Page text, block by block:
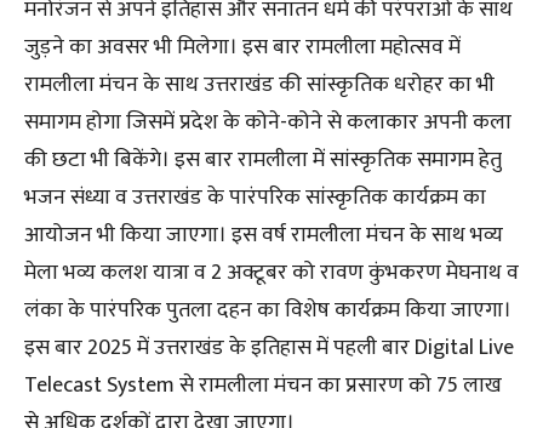
मनोरंजन से अपने इतिहास और सनातन धर्म की परंपराओं के साथ
जुड़ने का अवसर भी मिलेगा। इस बार रामलीला महोत्सव में
रामलीला मंचन के साथ उत्तराखंड की सांस्कृतिक धरोहर का भी
समागम होगा जिसमें प्रदेश के कोने-कोने से कलाकार अपनी कला
की छटा भी बिकेंगे। इस बार रामलीला में सांस्कृतिक समागम हेतु
भजन संध्या व उत्तराखंड के पारंपरिक सांस्कृतिक कार्यक्रम का
आयोजन भी किया जाएगा। इस वर्ष रामलीला मंचन के साथ भव्य
मेला भव्य कलश यात्रा व 2 अक्टूबर को रावण कुंभकरण मेघनाथ व
लंका के पारंपरिक पुतला दहन का विशेष कार्यक्रम किया जाएगा।
इस बार 2025 में उत्तराखंड के इतिहास में पहली बार Digital Live
Telecast System से रामलीला मंचन का प्रसारण को 75 लाख